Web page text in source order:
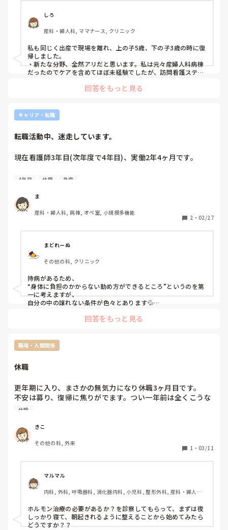
科で２年半働きました。仕事は遅い方で、アセスメントもぬ
けを指摘されることも多々ありました。
・ブランク後に新たな分野のホスピスや訪問看護に挑戦する
のは厳しいでしょうか。
・スムーズに復職できるように育児と両立しながら、勉強も
していきたいのですが、看護雑誌や勉強法でおすすめがあれ
ば教えていただきたいです。
しろ
産科・婦人科, ママナース, クリニック
私も同じく出産で現場を離れ、上の子5歳、下の子3歳の時に復
帰しました。
・新たな分野、全然アリだと思います。私は元々産婦人科病棟
だったのでケアを含めてほぼ未経験でしたが、訪問看護ステー
で、むしろ喜ばれると思います。
師時代の同期に話聞いたりしてました。その紹介で入った仕事
もあります。アドバイスになってなくてすみません。
回答をもっと見る
キャリア・転職
転職活動中、迷走しています。
現在看護師3年目(次年度で4年目)、実働2年4ヶ月です。
転職を検討しているのですが、病院やクリニック以外で勤務
自身の実働期間が短いのもあり、
例えば訪問看護では自身の任される業務が多く、患者が急変
基本的に自信が無いので選ぶことも出来ず…何ヶ月も求人を
眺めています。
大きい病院での転職も検討しましたが、休職中なのもあり応
募すらできないことも…。
皆さんの転職を考える、考えた際の重要視するポイントなど
あれば教えていただきたいです！
4年目 休職 急変
ま
産科・婦人科, 病棟, オペ室, 小規模多機能
2 ・ 02/27
まどれーぬ
その他の科, クリニック
持病があるため、
“身体に負担のかからない勤め方ができるところ”というのを第
一に考えますが、
自分の中の譲れない条件が色々とあります💦
夜勤がないのは大前提なので無床クリニックを検索するのです
②シフト制ではなく、休診日が決まっている固定休であること
と、休診の曜日
④時給
の全てが譲れません😂
転職活動の際は、
自分の理想とする条件と合致するところをひたすら探しました
回答をもっと見る
職場・人間関係
休職
更年期に入り、まさかの無気力になり休職3ヶ月目です。
不安は募り、復帰に焦りがでます。つい一年前は全くこうな
るとは思ってもいなかったです。
休職
きこ
その他の科, 外来
1 ・ 03/11
マルマル
内科, 外科, 呼吸器科, 消化器内科, 小児科, 整形外科, 産科・婦人科,
期, ICU, CCU, HCU, プリセプター, 病棟, リーダー, 神経内科, 脳神
経外科, GCU, 消化器外科, 一般病院, 大学病院, 慢性期, 終末期, オ
ペ室
ホルモン治療の必要があるか？を診察してもらって、まずは夜
しっかり寝て、朝起きれるように整えることから始めてみたら
どうですか？？